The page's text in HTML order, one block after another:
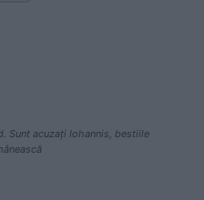
Sunt acuzați Iohannis, bestiile